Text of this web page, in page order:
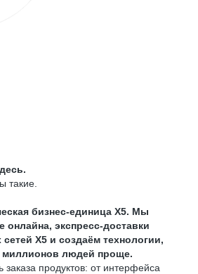
такие.
бизнес-единица X5. Мы
онлайна, экспресс-доставки
сетей Х5 и создаём технологии,
миллионов людей проще.
продуктов: от интерфейса